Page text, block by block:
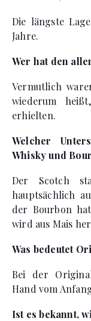
Die längste
Jahre.
Wer hat den
Vermutlich
wiederum
erhielten.
Welcher
Whisky und
Der Scotch
hauptsächlich
der Bourbon
wird aus Mais
Was bedeutet
Bei der
Hand vom
Ist es bekannt,